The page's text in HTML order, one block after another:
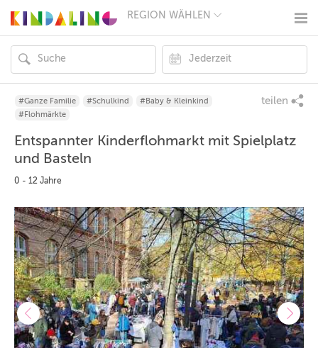
REGION WÄHLEN
MÜNCHEN
HAMBURG
FRANKFURT
KÖLN
DÜSSELDORF
HANNOVER
ZÜRICH
ANDERE
REGIONEN
#Ganze Familie #Schulkind
#Baby & Kleinkind
#Flohmärkte
teilen
Entspannter Kinderflohmarkt mit Spielplatz
und Basteln
0 - 12 Jahre